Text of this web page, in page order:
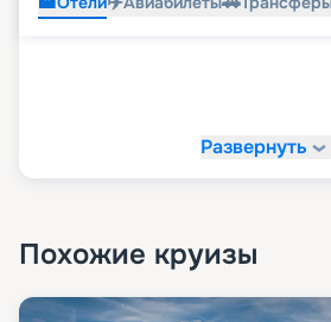
Развернуть
Похожие круизы